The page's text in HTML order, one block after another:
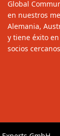
Global
en nuestros
Alemania,
y tiene éxito
socios